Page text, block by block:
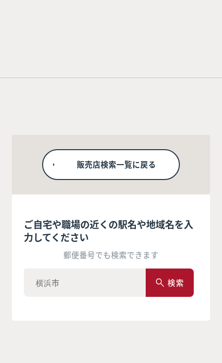
販売店検索一覧に戻る
ご自宅や職場の近くの駅名や地域名を入
力してください
郵便番号でも検索できます
検索